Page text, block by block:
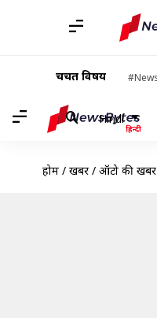
चर्चित विषय
Hindi
होम / खबरें / ऑटो की खबरें